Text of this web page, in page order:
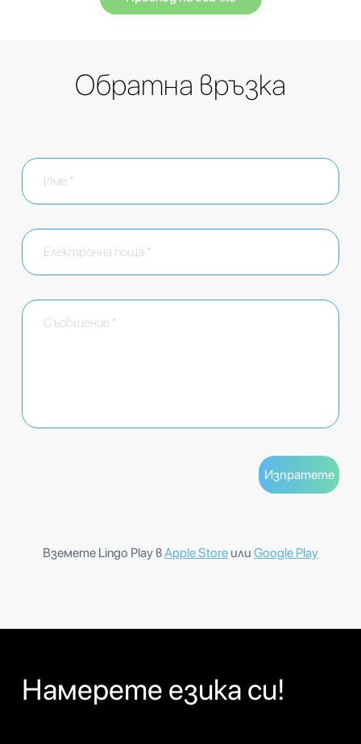
Обратна връзка
Вземете Lingo Play вApple Store или Google Play
Намерете езика си!